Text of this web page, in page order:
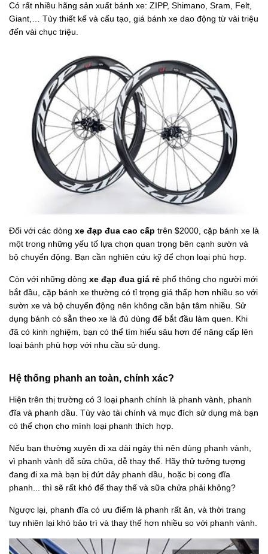
Có rất nhiều hãng sản xuất bánh xe: ZIPP, Shimano, Sram, Felt,
Giant,… Tùy thiết kế và cấu tạo, giá bánh xe dao động từ vài triệu
đến vài chục triệu.
Đối với các dòng xe đạp đua cao cấp trên $2000, cặp bánh xe là
một trong những yếu tố lựa chọn quan trọng bên cạnh sườn và
bộ chuyển động. Bạn cần nghiên cứu kỹ để chọn loại phù hợp.
Còn với những dòng xe đạp đua giá rẻ phổ thông cho người mới
bắt đầu, cặp bánh xe thường có tỉ trọng giá thấp hơn nhiều so với
sườn xe và bộ chuyển động nên không cần bận tâm nhiều. Sử
dụng bánh có sẵn theo xe là đủ dùng để bắt đầu làm quen. Khi
đã có kinh nghiệm, bạn có thể tìm hiểu sâu hơn để nâng cấp lên
loại bánh phù hợp với nhu cầu sử dụng.
Hệ thống phanh an toàn, chính xác?
Hiện trên thị trường có 3 loại phanh chính là phanh vành, phanh
đĩa và phanh dầu. Tùy vào tài chính và mục đích sử dụng mà bạn
có thể chọn cho mình loại phanh thích hợp.
Nếu bạn thường xuyên đi xa dài ngày thì nên dùng phanh vành,
vì phanh vành dễ sửa chữa, dễ thay thế. Hãy thử tưởng tượng
đang đi xa mà bạn bị đứt dây phanh dầu, hoặc bị cong đĩa
phanh... thì sẽ rất khó để thay thế và sữa chửa phải không?
Ngược lại, phanh đĩa có ưu điểm là phanh rất ăn, và thời trang
tuy nhiên lại khó bảo trì và thay thế hơn nhiều so với phanh vành.